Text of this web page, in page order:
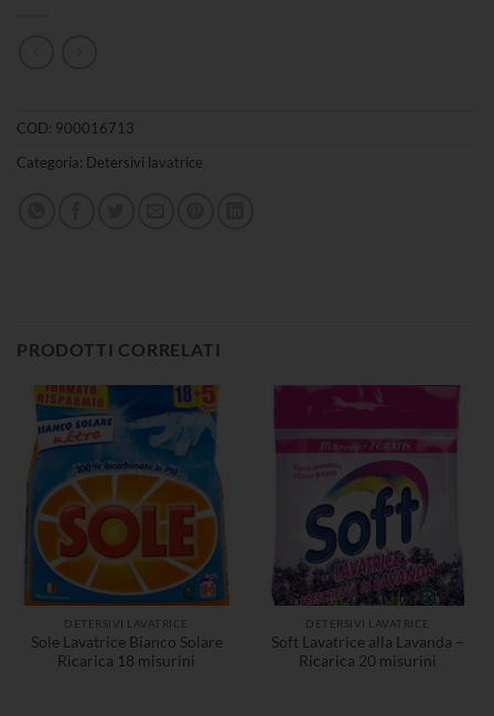
COD: 900016713
Categoria: Detersivi lavatrice
PRODOTTI CORRELATI
DETERSIVI LAVATRICE
Sole Lavatrice Bianco Solare
Ricarica 18 misurini
DETERSIVI LAVATRICE
Soft Lavatrice alla Lavanda –
Ricarica 20 misurini